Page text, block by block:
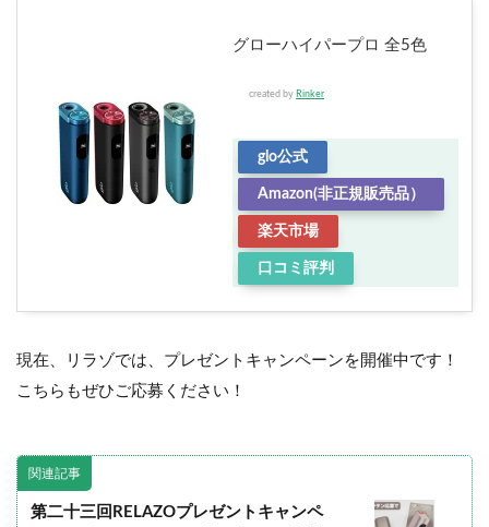
グローハイパープロ 全5色
created by Rinker
glo公式
Amazon(非正規販売品）
楽天市場
口コミ評判
現在、リラゾでは、プレゼントキャンペーンを開催中です！
こちらもぜひご応募ください！
関連記事
第二十三回RELAZOプレゼントキャンペ